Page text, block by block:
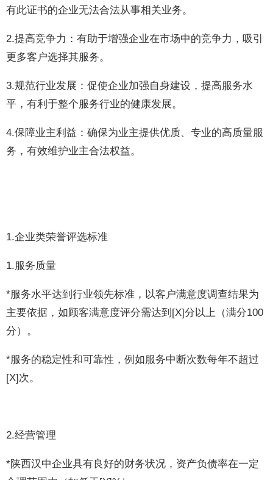
有此证书的企业无法合法从事相关业务。
2.提高竞争力：有助于增强企业在市场中的竞争力，吸引
更多客户选择其服务。
3.规范行业发展：促使企业加强自身建设，提高服务水
平，有利于整个服务行业的健康发展。
4.保障业主利益：确保为业主提供优质、专业的高质量服
务，有效维护业主合法权益。
1.企业类荣誉评选标准
1.服务质量
*服务水平达到行业领先标准，以客户满意度调查结果为
主要依据，如顾客满意度评分需达到[X]分以上（满分100
分）。
*服务的稳定性和可靠性，例如服务中断次数每年不超过
[X]次。
2.经营管理
*陕西汉中企业具有良好的财务状况，资产负债率在一定